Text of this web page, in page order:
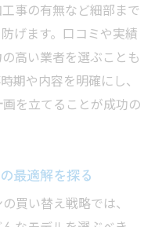
事の有無など細部まで
げます。口コミや実績
高い業者を選ぶことも
期や内容を明確にし、
を立てることが成功の
最適解を探る
買い替え戦略では、